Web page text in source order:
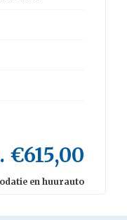
€615,00
en huurauto